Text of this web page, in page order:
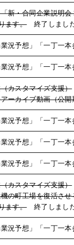
新・合同企業説明
ます。終了しました
況予想」「一丁一
況予想」「一丁一
カスタマイズ支援）
ーカイブ動画（公
況予想」「一丁一
況予想」「一丁一
況予想」「一丁一
カスタマイズ支援）
の町工場を復活さ
ます。終了しました
況予想」「一丁一